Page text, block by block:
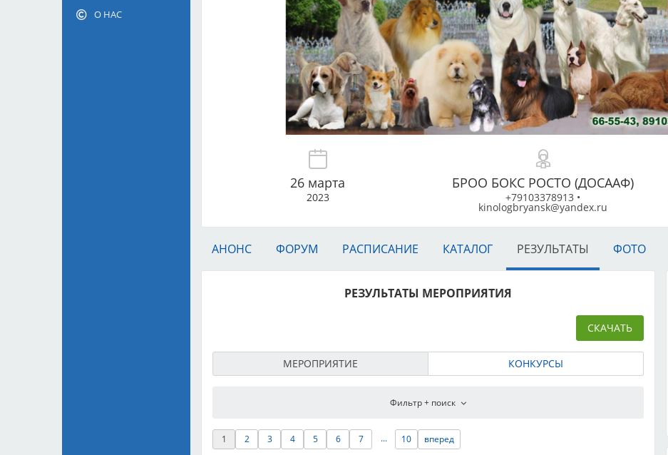
О НАС
26 марта
2023
БРОО БОКС РОСТО (ДОСААФ)
+79103378913 •
kinologbryansk@yandex.ru
АНОНС ФОРУМ РАСПИСАНИЕ КАТАЛОГ РЕЗУЛЬТАТЫ ФОТО
РЕЗУЛЬТАТЫ МЕРОПРИЯТИЯ
СКАЧАТЬ
МЕРОПРИЯТИЕ КОНКУРСЫ
1 2 3 4 5 6 7 ... 10 вперед